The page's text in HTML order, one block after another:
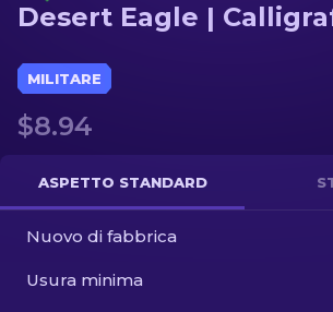
Fucile di precisione
Coltelli
Guanto
Casse
Altro
Desert Eagle |
MILITARE
$8.94
ASPETTO STANDARD
Nuovo di fabbrica
Usura minima